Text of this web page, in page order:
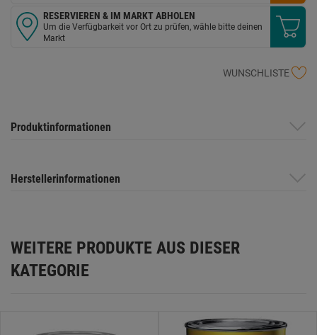
RESERVIEREN & IM MARKT ABHOLEN
Um die Verfügbarkeit vor Ort zu prüfen, wähle bitte deinen
Markt
WUNSCHLISTE
Produktinformationen
Herstellerinformationen
WEITERE PRODUKTE AUS DIESER
KATEGORIE